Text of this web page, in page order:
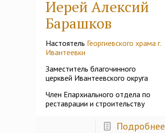
Иерей Алексий
Барашков
Настоятель Георгиевского храма г.
Ивантеевки
Заместитель благочинного
церквей Ивантеевского округа
Член Епархиального отдела по
реставрации и строительству
Подробнее